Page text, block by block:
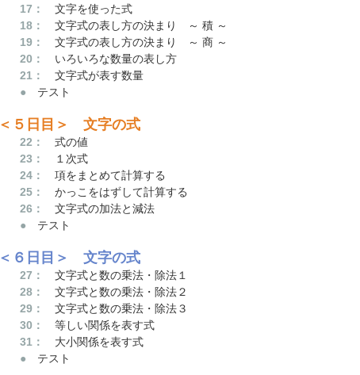
17：
文字を使った式
18：
文字式の表し方の決まり ～ 積 ～
19：
文字式の表し方の決まり ～ 商 ～
20：
いろいろな数量の表し方
21：
文字式が表す数量
● テスト
＜５日目＞ 文字の式
22：
式の値
23：
１次式
24：
項をまとめて計算する
25：
かっこをはずして計算する
26：
文字式の加法と減法
● テスト
＜６日目＞ 文字の式
27：
文字式と数の乗法・除法１
28：
文字式と数の乗法・除法２
29：
文字式と数の乗法・除法３
30：
等しい関係を表す式
31：
大小関係を表す式
● テスト